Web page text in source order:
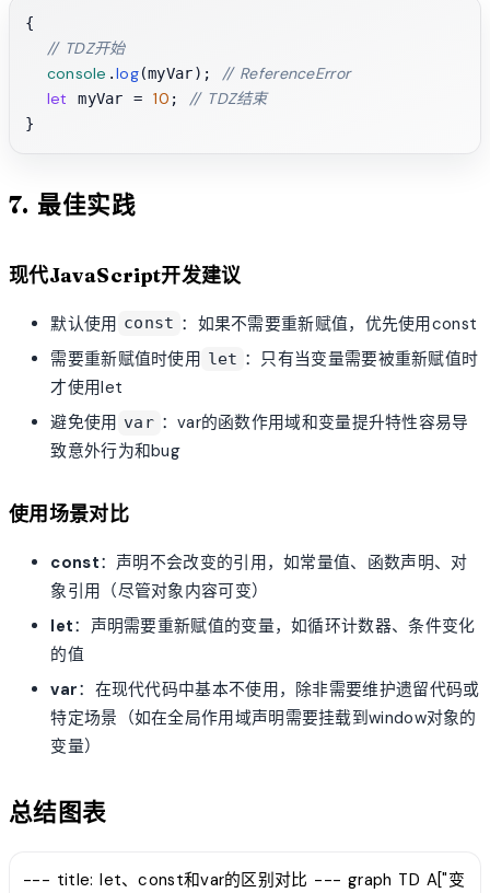
{
// TDZ开始
console .log(myVar); // ReferenceError
let
myVar = 10 ; // TDZ结束
7. 最佳实践
现代JavaScript开发建议
默认使用 const ：如果不需要重新赋值，优先使用const
需要重新赋值时使用 let ：只有当变量需要被重新赋值时
才使用let
避免使用 var ：var的函数作用域和变量提升特性容易导
致意外行为和bug
使用场景对比
const：声明不会改变的引用，如常量值、函数声明、对
象引用（尽管对象内容可变）
let：声明需要重新赋值的变量，如循环计数器、条件变化
的值
var：在现代代码中基本不使用，除非需要维护遗留代码或
特定场景（如在全局作用域声明需要挂载到window对象的
变量）
总结图表
--- title: let、const和var的区别对比 --- graph TD A["变